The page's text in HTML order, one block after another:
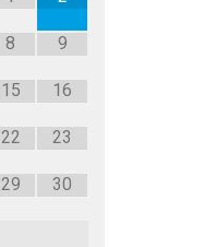
8 9
15 16
22 23
29 30